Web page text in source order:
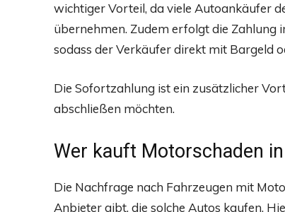
wichtiger Vorteil, da viele Autoankäufer
übernehmen. Zudem erfolgt die Zahlung
sodass der Verkäufer direkt mit Bargeld
Die Sofortzahlung ist ein zusätzlicher
abschließen möchten.
Wer kauft Motorschaden
Die Nachfrage nach Fahrzeugen mit
Anbieter gibt, die solche Autos kaufen.